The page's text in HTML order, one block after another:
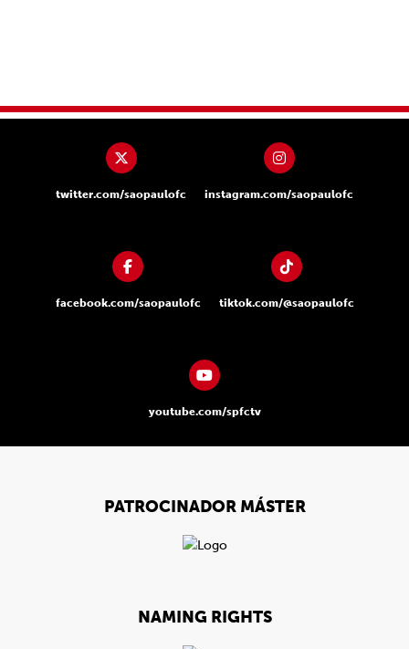
twitter.com/saopaulofc instagram.com/saopaulofc
facebook.com/saopaulofc tiktok.com/@saopaulofc
youtube.com/spfctv
PATROCINADOR MÁSTER
NAMING RIGHTS